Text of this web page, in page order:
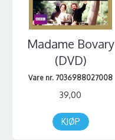
Madame Bovary
(DVD)
Vare nr. 7036988027008
39,00
KJØP